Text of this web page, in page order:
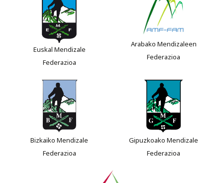
Euskal Mendizale
Federazioa
Arabako Mendizaleen
Federazioa
Bizkaiko Mendizale
Federazioa
Gipuzkoako Mendizale
Federazioa